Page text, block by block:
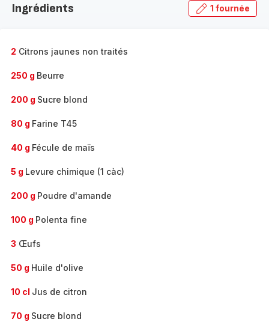
Ingrédients 1 fournée
2 Citrons jaunes non traités
250 g Beurre
200 g Sucre blond
80 g Farine T45
40 g Fécule de maïs
5 g Levure chimique (1 càc)
200 g Poudre d'amande
100 g Polenta fine
3 Œufs
50 g Huile d'olive
10 cl Jus de citron
70 g Sucre blond